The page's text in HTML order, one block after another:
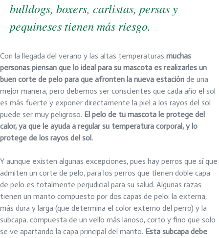
bulldogs, boxers, carlistas, persas y
pequineses tienen más riesgo.
Con la llegada del verano y las altas temperaturas muchas
personas piensan que lo ideal para su mascota es realizarles un
buen corte de pelo para que afronten la nueva estación de una
mejor manera, pero debemos ser conscientes que cada año el sol
es más fuerte y exponer directamente la piel a los rayos del sol
puede ser muy peligroso. El pelo de tu mascota le protege del
calor, ya que le ayuda a regular su temperatura corporal, y lo
protege de los rayos del sol.
Y aunque existen algunas excepciones, pues hay perros que sí que
admiten un corte de pelo, para los perros que tienen doble capa
de pelo es totalmente perjudicial para su salud. Algunas razas
tienen un manto compuesto por dos capas de pelo: la externa,
más dura y larga (que determina el color externo del perro) y la
subcapa, compuesta de un vello más lanoso, corto y fino que solo
se ve apartando la capa principal del manto. Esta subcapa debe